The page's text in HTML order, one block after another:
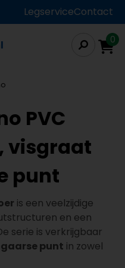
LegserviceContact
0
PVC
visgraat
punt
is een veelzijdige
en een
serie is verkrijgbaar
punt in zowel